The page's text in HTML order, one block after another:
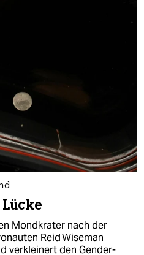
Mondkrater nach der
Reid ­Wiseman
verkleinert den Gender-